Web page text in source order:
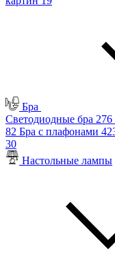
Бра
Светодиодные бра 276
82 Бра с плафонами
30
Настольные лампы